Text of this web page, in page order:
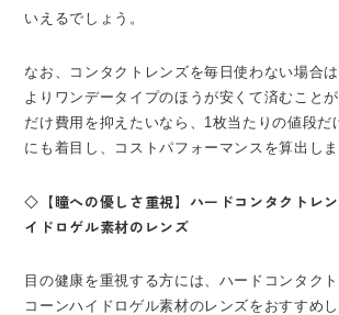
いえるでしょう。
なお、コンタクトレンズを毎日使わない場合
よりワンデータイプのほうが安くて済むこと
だけ費用を抑えたいなら、1枚当たりの値段だ
にも着目し、コストパフォーマンスを算出しま
◇【瞳への優しさ重視】ハードコンタクトレ
イドロゲル素材のレンズ
目の健康を重視する方には、ハードコンタク
コーンハイドロゲル素材のレンズをおすすめし